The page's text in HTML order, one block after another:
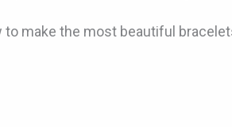
make the most beautiful